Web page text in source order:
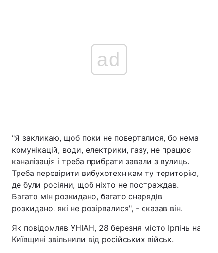
ad
"Я закликаю, щоб поки не поверталися, бо нема
комунікацій, води, електрики, газу, не працює
каналізація і треба прибрати завали з вулиць.
Треба перевірити вибухотехнікам ту територію,
де були росіяни, щоб ніхто не постраждав.
Багато мін розкидано, багато снарядів
розкидано, які не розірвалися", - сказав він.
Як повідомляв УНІАН, 28 березня місто Ірпінь на
Київщині звільнили від російських військ.